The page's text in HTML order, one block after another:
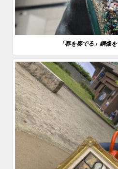
「春を奏でる」銅像